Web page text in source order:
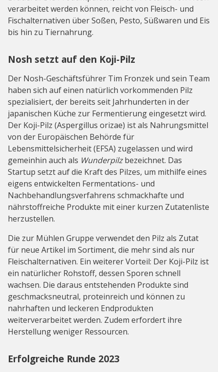
verarbeitet werden können, reicht von Fleisch- und
Fischalternativen über Soßen, Pesto, Süßwaren und Eis
bis hin zu Tiernahrung.
Nosh setzt auf den Koji-Pilz
Der Nosh-Geschäftsführer Tim Fronzek und sein Team
haben sich auf einen natürlich vorkommenden Pilz
spezialisiert, der bereits seit Jahrhunderten in der
japanischen Küche zur Fermentierung eingesetzt wird.
Der Koji-Pilz (Aspergillus orizae) ist als Nahrungsmittel
von der Europäischen Behörde für
Lebensmittelsicherheit (EFSA) zugelassen und wird
gemeinhin auch als Wunderpilzbezeichnet. Das
Startup setzt auf die Kraft des Pilzes, um mithilfe eines
eigens entwickelten Fermentations- und
Nachbehandlungsverfahrens schmackhafte und
nährstoffreiche Produkte mit einer kurzen Zutatenliste
herzustellen.
Die zur Mühlen Gruppe verwendet den Pilz als Zutat
für neue Artikel im Sortiment, die mehr sind als nur
Fleischalternativen. Ein weiterer Vorteil: Der Koji-Pilz ist
ein natürlicher Rohstoff, dessen Sporen schnell
wachsen. Die daraus entstehenden Produkte sind
geschmacksneutral, proteinreich und können zu
nahrhaften und leckeren Endprodukten
weiterverarbeitet werden. Zudem erfordert ihre
Herstellung weniger Ressourcen.
Erfolgreiche Runde 2023